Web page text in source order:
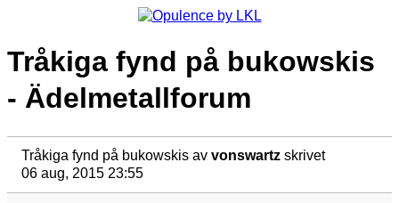
Tråkiga fynd på bukowskis
- Ädelmetallforum
Tråkiga fynd på bukowskis av vonswartz skrivet
06 aug, 2015 23:55